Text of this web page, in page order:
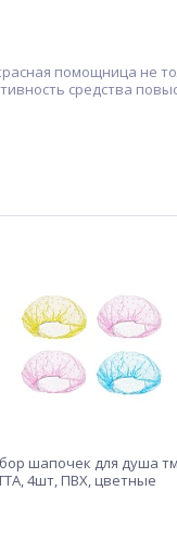
помощница не
средства
шапочек для душа тм
4шт, ПВХ, цветные